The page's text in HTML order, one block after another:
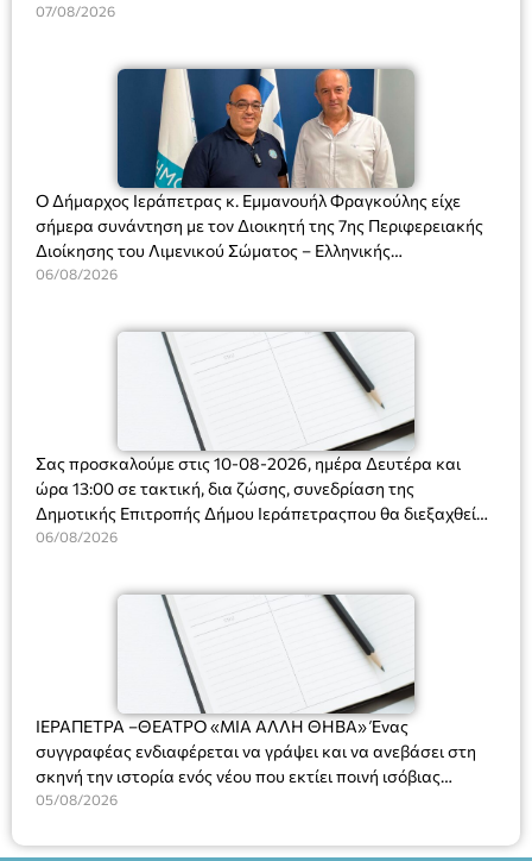
Διευθύντριας του σχολείου κας Μαριάννας Χαΐτα.
07/08/2026
Ο Δήμαρχος Ιεράπετρας κ. Εμμανουήλ Φραγκούλης είχε
σήμερα συνάντηση με τον Διοικητή της 7ης Περιφερειακής
Διοίκησης του Λιμενικού Σώματος – Ελληνικής
Ακτοφυλακής (Λ.Σ.-ΕΛ.ΑΚΤ.), Αρχιπλοίαρχο Λ.Σ. κ. Ιωάννη
06/08/2026
Σας προσκαλούμε στις 10-08-2026, ημέρα Δευτέρα και
ώρα 13:00 σε τακτική, δια ζώσης, συνεδρίαση της
Δημοτικής Επιτροπής Δήμου Ιεράπετραςπου θα διεξαχθεί
στο Δημοτικό Κατάστημα, Δημοκρατίας 31 στην αίθουσα
και λήψη αποφάσεων στα παρακάτω θέματα:
06/08/2026
ΙΕΡΑΠΕΤΡΑ –ΘΕΑΤΡΟ «ΜΙΑ ΑΛΛΗ ΘΗΒΑ» Ένας
συγγραφέας ενδιαφέρεται να γράψει και να ανεβάσει στη
σκηνή την ιστορία ενός νέου που εκτίει ποινή ισόβιας
κάθειρξης για πατροκτονία. Ένα πολυβραβευμένο έργο για
ασθένεια, τον ερωτισμό. Ένα έργο αινιγματικό, συγκινητικό,
05/08/2026